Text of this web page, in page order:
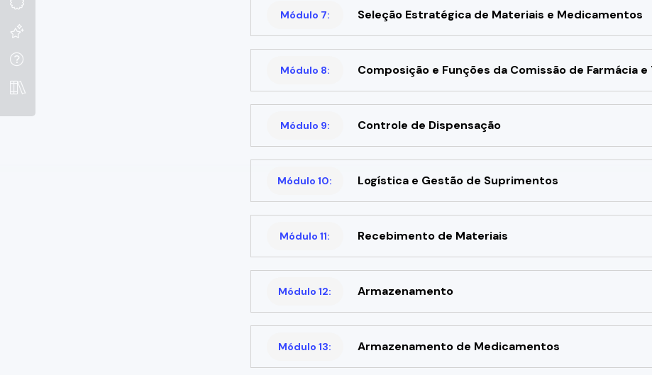
Módulo 7: Seleção Estratégica de Materiais e Medicamentos
Módulo 8: Composição e Funções da Comissão de Farmácia
Módulo 9: Controle de Dispensação
Módulo 10: Logística e Gestão de Suprimentos
Módulo 11: Recebimento de Materiais
Módulo 12: Armazenamento
Módulo 13: Armazenamento de Medicamentos